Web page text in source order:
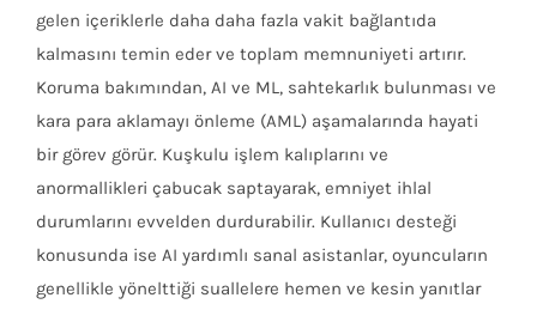
gelen içeriklerle daha daha fazla vakit bağlantıda
kalmasını temin eder ve toplam memnuniyeti artırır.
Koruma bakımından, AI ve ML, sahtekarlık bulunması ve
kara para aklamayı önleme (AML) aşamalarında hayati
bir görev görür. Kuşkulu işlem kalıplarını ve
anormallikleri çabucak saptayarak, emniyet ihlal
durumlarını evvelden durdurabilir. Kullanıcı desteği
konusunda ise AI yardımlı sanal asistanlar, oyuncuların
genellikle yönelttiği suallelere hemen ve kesin yanıtlar